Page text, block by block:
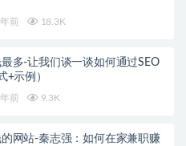
前 18.3K
多-让我们谈一谈如何通过SEO
+示例）
前 9.3K
网站-秦志强：如何在家兼职赚